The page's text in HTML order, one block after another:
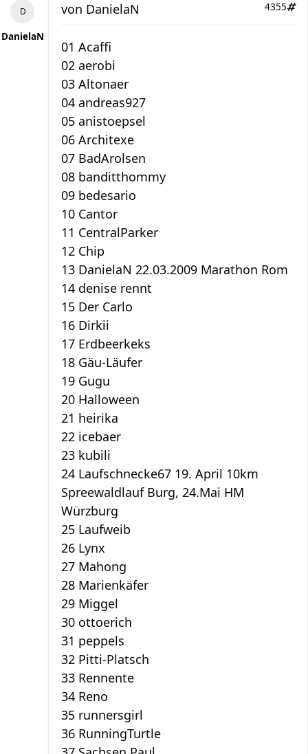
DanielaN
4355
von DanielaN
01 Acaffi
02 aerobi
03 Altonaer
04 andreas927
05 anistoepsel
06 Architexe
07 BadArolsen
08 banditthommy
09 bedesario
10 Cantor
11 CentralParker
12 Chip
13 DanielaN 22.03.2009 Marathon Rom
14 denise rennt
15 Der Carlo
16 Dirkii
17 Erdbeerkeks
18 Gäu-Läufer
19 Gugu
20 Halloween
21 heirika
22 icebaer
23 kubili
24 Laufschnecke67 19. April 10km
Spreewaldlauf Burg, 24.Mai HM
Würzburg
25 Laufweib
26 Lynx
27 Mahong
28 Marienkäfer
29 Miggel
30 ottoerich
31 peppels
32 Pitti-Platsch
33 Rennente
34 Reno
35 runnersgirl
36 RunningTurtle